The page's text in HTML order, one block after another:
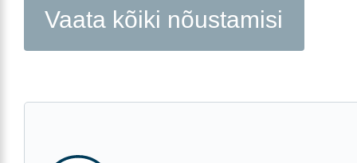
Vaata kõiki nõustamisi